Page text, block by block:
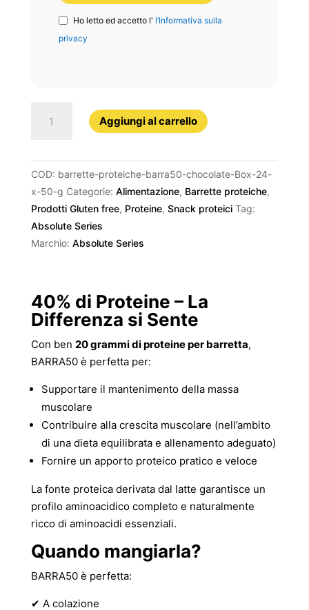
Ho letto ed accetto l' l’Informativa sulla
privacy
Chocolate
Aggiungi al carrello
COD: barrette-proteiche-barra50-chocolate-Box-24-
x-50-g Categorie: Alimentazione, Barrette proteiche,
Prodotti Gluten free, Proteine, Snack proteici Tag:
Absolute Series
Marchio: Absolute Series
40% di Proteine – La
Differenza si Sente
Con ben 20 grammi di proteine per barretta,
BARRA50 è perfetta per:
Supportare il mantenimento della massa
muscolare
Contribuire alla crescita muscolare (nell’ambito
di una dieta equilibrata e allenamento adeguato)
Fornire un apporto proteico pratico e veloce
La fonte proteica derivata dal latte garantisce un
profilo aminoacidico completo e naturalmente
ricco di aminoacidi essenziali.
Quando mangiarla?
BARRA50 è perfetta:
✔ A colazione